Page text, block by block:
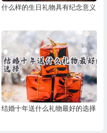
什么样的生日礼物具有纪念意义
结婚十年送什么礼物最好的选择